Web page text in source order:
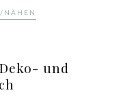
NÄHEN
und